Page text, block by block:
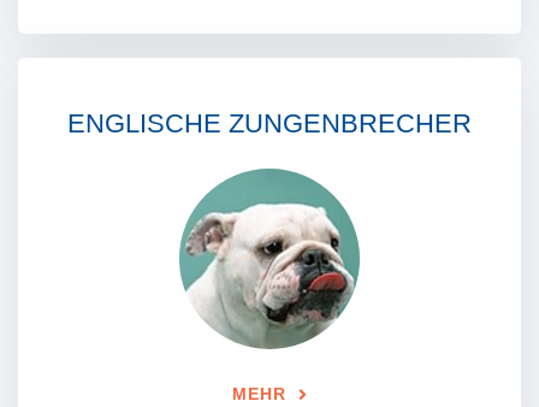
ENGLISCHE ZUNGENBRECHER
MEHR